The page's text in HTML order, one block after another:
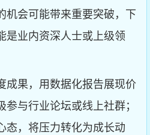
机会可能带来重要突破，下
是业内资深人士或上级领
成果，用数据化报告展现价
与行业论坛或线上社群；
态，将压力转化为成长动